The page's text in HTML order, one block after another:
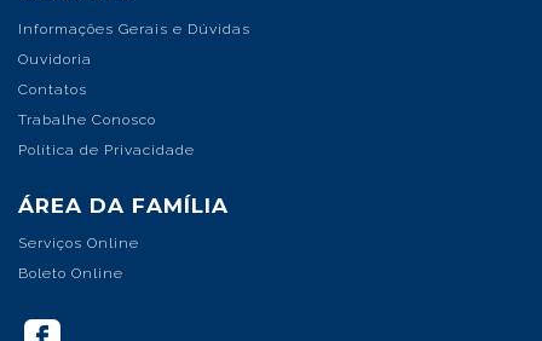
Matrículas
Rematrículas
CONTATO
Ouvidoria